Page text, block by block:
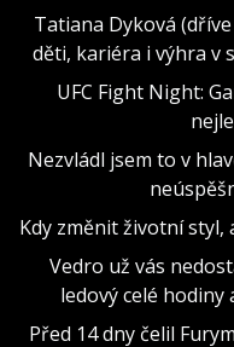
Tatiana Dyková
děti, kariéra i výhra v
UFC Fight Night:
Nezvládl jsem to v
Kdy změnit životní styl,
Vedro už vás
ledový celé
Před 14 dny čelil